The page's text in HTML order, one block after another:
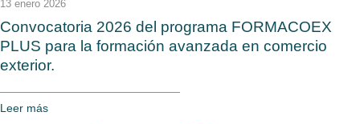
13 enero 2026
Convocatoria 2026 del programa FORMACOEX
PLUS para la formación avanzada en comercio
exterior.
Leer más